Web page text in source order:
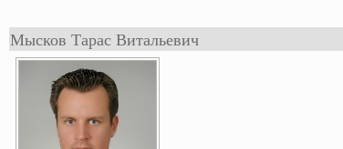
Мысков Тарас Витальевич